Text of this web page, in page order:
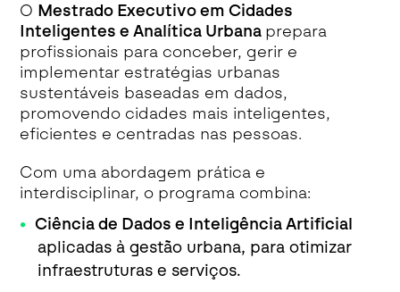
O Mestrado Executivo em Cidades
Inteligentes e Analítica Urbana prepara
profissionais para conceber, gerir e
implementar estratégias urbanas
sustentáveis baseadas em dados,
promovendo cidades mais inteligentes,
eficientes e centradas nas pessoas.
Com uma abordagem prática e
interdisciplinar, o programa combina:
Ciência de Dados e Inteligência Artificial
aplicadas à gestão urbana, para otimizar
infraestruturas e serviços.